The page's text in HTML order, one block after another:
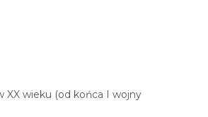
XX wieku (od końca I wojny